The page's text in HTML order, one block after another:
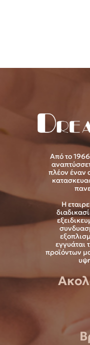
Από το
πλέον έναν
Η
εγγυάται
προϊόντων